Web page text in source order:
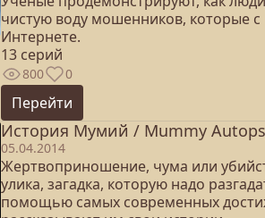
чистую воду мошенников, которые
Интернете.
13 серий
800 0
Перейти
История Мумий / Mummy
05.04.2014
Жертвоприношение, чума или
улика, загадка, которую надо
помощью самых современных